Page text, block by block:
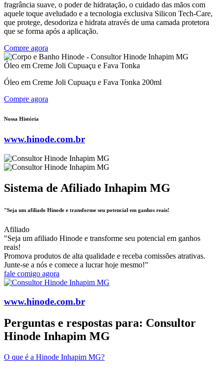
fragrância suave, o poder de hidratação, o cuidado das mãos com
aquele toque aveludado e a tecnologia exclusiva Silicon Tech-Care,
que protege, desodoriza e hidrata através de uma camada protetora
que se forma após a aplicação.
Compre agora
Óleo em Creme Joli Cupuaçu e Fava Tonka
Óleo em Creme Joli Cupuaçu e Fava Tonka 200ml
Compre agora
Nossa História
www.hinode.com.br
Sistema de Afiliado Inhapim MG
"Seja um afiliado Hinode e transforme seu potencial em ganhos reais!
Afiliado
"Seja um afiliado Hinode e transforme seu potencial em ganhos
reais!
Promova produtos de alta qualidade e receba comissões atrativas.
Junte-se a nós e comece a lucrar hoje mesmo!"
fale comigo agora
www.hinode.com.br
Perguntas e respostas para: Consultor
Hinode Inhapim MG
O que é a Hinode Inhapim MG?